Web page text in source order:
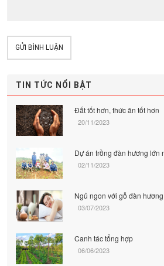
GỬI BÌNH LUẬN
TIN TỨC NỔI BẬT
Đất tốt hơn, thức ăn tốt hơn
20/11/2023
Dự án trồng đàn hương lớn
02/11/2023
Ngủ ngon với gỗ đàn hương
03/07/2023
Canh tác tổng hợp
06/06/2023